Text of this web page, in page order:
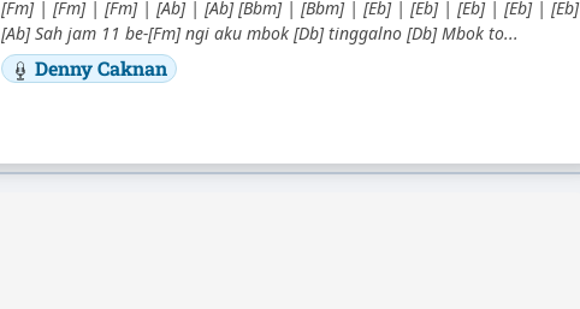
[Fm] | [Fm] | [Fm] | [Ab] | [Ab] [Bbm] | [Bbm] | [Eb] | [Eb] | [Eb] | [Eb] | [Eb]
[Ab] Sah jam 11 be-[Fm] ngi aku mbok [Db] tinggalno [Db] Mbok to...
Denny Caknan